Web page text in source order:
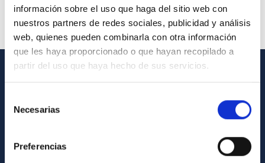
información sobre el uso que haga del sitio web con
nuestros partners de redes sociales, publicidad y análisis
web, quienes pueden combinarla con otra información
que les haya proporcionado o que hayan recopilado a
partir del uso que haya hecho de sus servicios.
Necesarias
Preferencias
INFORMACIÓN GENERAL
Contacto
Directorio de personal